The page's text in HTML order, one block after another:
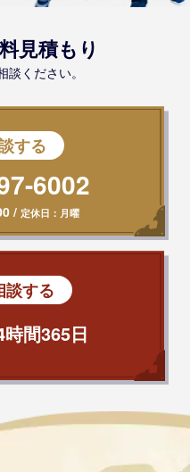
見積もり
談ください。
する
6002
/ 定休日：月曜
談する
間365日